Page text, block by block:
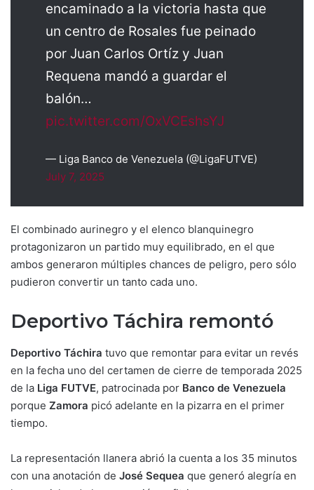
encaminado a la victoria hasta que
un centro de Rosales fue peinado
por Juan Carlos Ortíz y Juan
Requena mandó a guardar el
balón…
pic.twitter.com/OxVCEshsYJ
— Liga Banco de Venezuela (@LigaFUTVE)
July 7, 2025
El combinado aurinegro y el elenco blanquinegro
protagonizaron un partido muy equilibrado, en el que
ambos generaron múltiples chances de peligro, pero sólo
pudieron convertir un tanto cada uno.
Deportivo Táchira remontó
Deportivo Táchira tuvo que remontar para evitar un revés
en la fecha uno del certamen de cierre de temporada 2025
de la Liga FUTVE, patrocinada por Banco de Venezuela
porque Zamora picó adelante en la pizarra en el primer
tiempo.
La representación llanera abrió la cuenta a los 35 minutos
con una anotación de José Sequea que generó alegría en